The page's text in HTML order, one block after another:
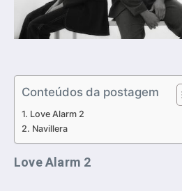
Conteúdos da postagem
Love Alarm 2
Navillera
Love Alarm 2